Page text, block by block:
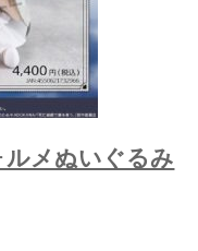
ルメぬいぐるみ